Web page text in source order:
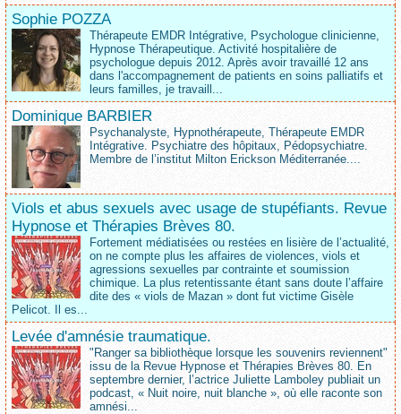
Sophie POZZA
Thérapeute EMDR Intégrative, Psychologue clinicienne,
Hypnose Thérapeutique. Activité hospitalière de
psychologue depuis 2012. Après avoir travaillé 12 ans
dans l'accompagnement de patients en soins palliatifs et
leurs familles, je travaill...
Dominique BARBIER
Psychanalyste, Hypnothérapeute, Thérapeute EMDR
Intégrative. Psychiatre des hôpitaux, Pédopsychiatre.
Membre de l’institut Milton Erickson Méditerranée....
Viols et abus sexuels avec usage de stupéfiants. Revue
Hypnose et Thérapies Brèves 80.
Fortement médiatisées ou restées en lisière de l’actualité,
on ne compte plus les affaires de violences, viols et
agressions sexuelles par contrainte et soumission
chimique. La plus retentissante étant sans doute l’affaire
dite des « viols de Mazan » dont fut victime Gisèle
Pelicot. Il es...
Levée d'amnésie traumatique.
"Ranger sa bibliothèque lorsque les souvenirs reviennent"
issu de la Revue Hypnose et Thérapies Brèves 80. En
septembre dernier, l’actrice Juliette Lamboley publiait un
podcast, « Nuit noire, nuit blanche », où elle raconte son
amnési...